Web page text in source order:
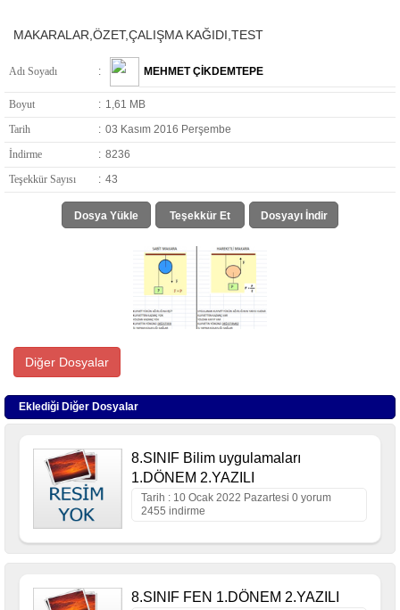
MAKARALAR,ÖZET,ÇALIŞMA KAĞIDI,TEST
Adı Soyadı : MEHMET ÇİKDEMTEPE
Boyut : 1,61 MB
Tarih
: 03 Kasım 2016 Perşembe
İndirme
: 8236
Teşekkür Sayısı
: 43
Dosya Yükle Teşekkür Et Dosyayı İndir
Diğer Dosyalar
Eklediği Diğer Dosyalar
8.SINIF Bilim uygulamaları
1.DÖNEM 2.YAZILI
Tarih : 10 Ocak 2022 Pazartesi 0 yorum
2455 indirme
8.SINIF FEN 1.DÖNEM 2.YAZILI